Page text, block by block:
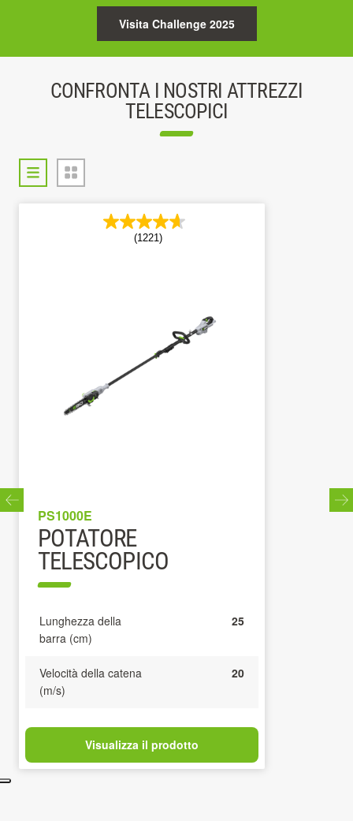
Visita Challenge 2025
CONFRONTA I NOSTRI ATTREZZI
TELESCOPICI
(1221)
PS1000E
POTATORE
TELESCOPICO
Lunghezza della
barra (cm)
25
Velocità della catena
(m/s)
20
Visualizza il prodotto